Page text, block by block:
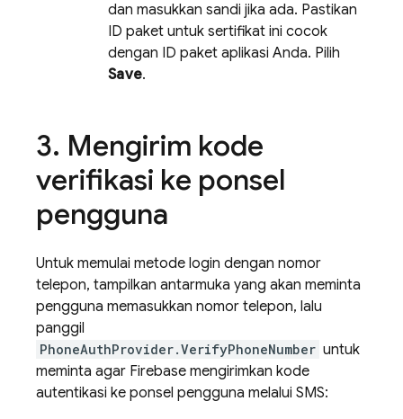
dan masukkan sandi jika ada. Pastikan
ID paket untuk sertifikat ini cocok
dengan ID paket aplikasi Anda. Pilih
Save.
Mengirim kode
verifikasi ke ponsel
pengguna
Untuk memulai metode login dengan nomor
telepon, tampilkan antarmuka yang akan meminta
pengguna memasukkan nomor telepon, lalu
panggil
PhoneAuthProvider.VerifyPhoneNumber untuk
meminta agar Firebase mengirimkan kode
autentikasi ke ponsel pengguna melalui SMS: